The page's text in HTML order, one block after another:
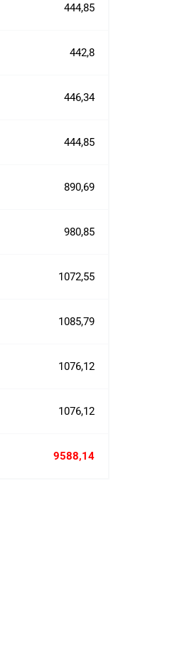
444,85
442,8
446,34
444,85
890,69
980,85
1072,55
1085,79
1076,12
1076,12
9588,14